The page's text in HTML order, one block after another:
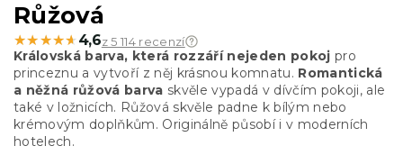
Růžová
★★★★★
★★★★★ 4,6z 5 114 recenzí
Královská barva, která rozzáří nejeden pokoj pro
princeznu a vytvoří z něj krásnou komnatu. Romantická
a něžná růžová barva skvěle vypadá v dívčím pokoji, ale
také v ložnicích. Růžová skvěle padne k bílým nebo
krémovým doplňkům. Originálně působí i v moderních
hotelech.